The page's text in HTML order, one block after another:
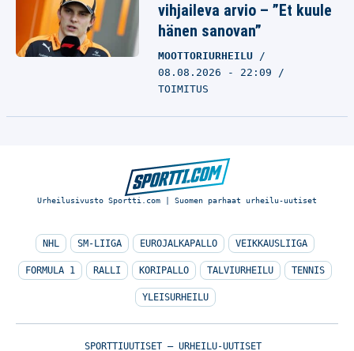
vihjaileva arvio – ”Et kuule
hänen sanovan”
MOOTTORIURHEILU
08.08.2026 - 22:09
TOIMITUS
Urheilusivusto Sportti.com | Suomen parhaat urheilu-uutiset
NHL SM-LIIGA EUROJALKAPALLO VEIKKAUSLIIGA
FORMULA 1 RALLI KORIPALLO TALVIURHEILU TENNIS
YLEISURHEILU
SPORTTIUUTISET – URHEILU-UUTISET